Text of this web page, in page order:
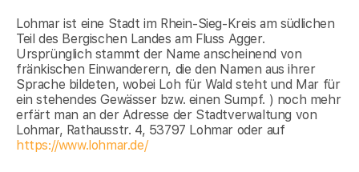
Lohmar ist eine Stadt im Rhein-Sieg-Kreis am südlichen
Teil des Bergischen Landes am Fluss Agger.
Ursprünglich stammt der Name anscheinend von
fränkischen Einwanderern, die den Namen aus ihrer
Sprache bildeten, wobei Loh für Wald steht und Mar für
ein stehendes Gewässer bzw. einen Sumpf. ) noch mehr
erfärt man an der Adresse der Stadtverwaltung von
Lohmar, Rathausstr. 4, 53797 Lohmar oder auf
https://www.lohmar.de/